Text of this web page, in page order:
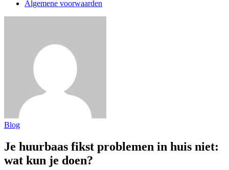
Algemene voorwaarden
Blog
Je huurbaas fikst problemen in huis niet:
wat kun je doen?